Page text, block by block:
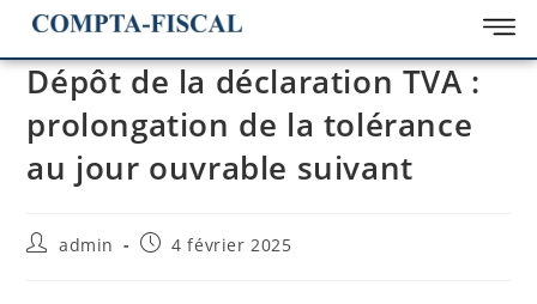
Dépôt de la déclaration TVA :
prolongation de la tolérance
au jour ouvrable suivant
admin 4 février 2025